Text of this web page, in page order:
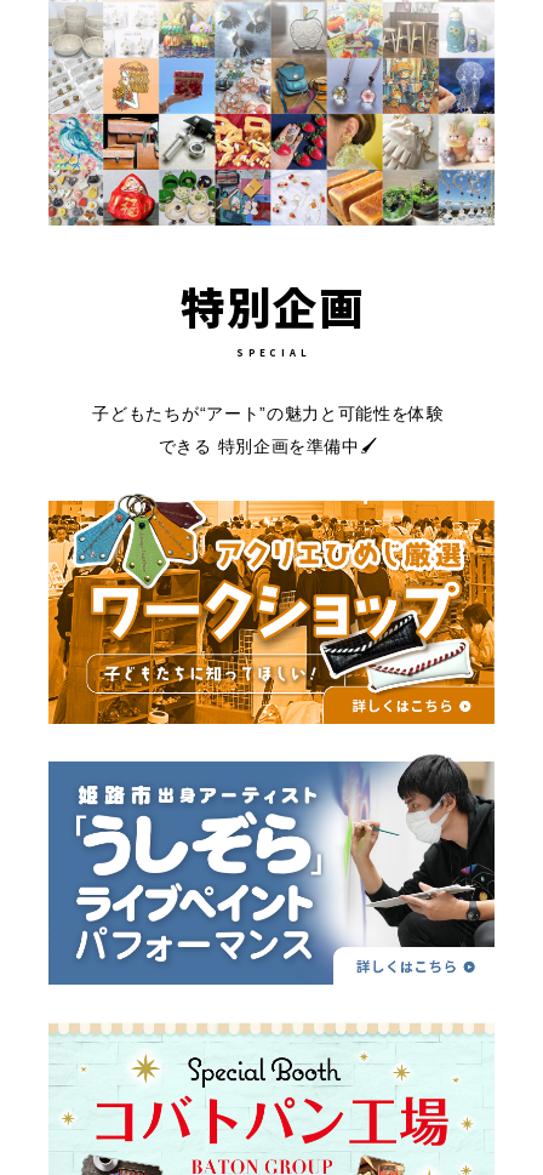
特別企画
SPECIAL
子どもたちが“アート”の魅力と可能性を体験
できる 特別企画を準備中🖌